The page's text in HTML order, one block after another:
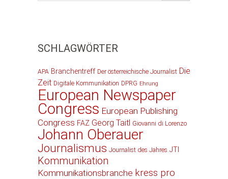
SCHLAGWÖRTER
APA Branchentreff Der österreichische Journalist Die
Zeit Digitale Kommunikation DPRG Ehrung
European Newspaper
Congress European Publishing
Congress FAZ Georg Taitl Giovanni di Lorenzo
Johann Oberauer
Journalismus Journalist des Jahres JTI
Kommunikation
Kommunikationsbranche kress pro